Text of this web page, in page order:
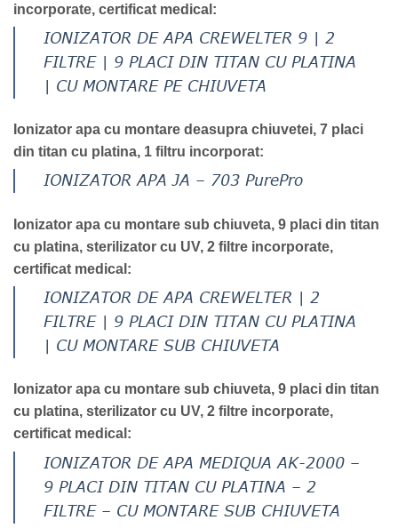
incorporate, certificat medical:
IONIZATOR DE APA CREWELTER 9 | 2
FILTRE | 9 PLACI DIN TITAN CU PLATINA
| CU MONTARE PE CHIUVETA
Ionizator apa cu montare deasupra chiuvetei, 7 placi
din titan cu platina, 1 filtru incorporat:
IONIZATOR APA JA – 703 PurePro
Ionizator apa cu montare sub chiuveta, 9 placi din titan
cu platina, sterilizator cu UV, 2 filtre incorporate,
certificat medical:
IONIZATOR DE APA CREWELTER | 2
FILTRE | 9 PLACI DIN TITAN CU PLATINA
| CU MONTARE SUB CHIUVETA
Ionizator apa cu montare sub chiuveta, 9 placi din titan
cu platina, sterilizator cu UV, 2 filtre incorporate,
certificat medical:
IONIZATOR DE APA MEDIQUA AK-2000 –
9 PLACI DIN TITAN CU PLATINA – 2
FILTRE – CU MONTARE SUB CHIUVETA